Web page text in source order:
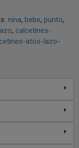
nina bebe punto
calcetines-
atos-lazo-